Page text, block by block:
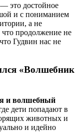
это достойное
и с пониманием
а не
что продолжение не
Гудвин нас не
«Волшебник
и волшебный
дети попадают в
животных и
и идейно